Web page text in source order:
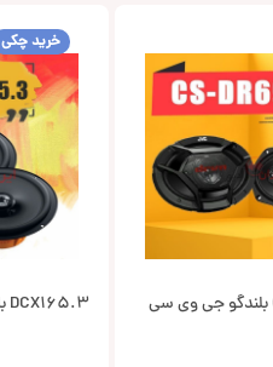
CS-DR6930 بلندگو جی وی سی
خرید چکی
DCX165.3 بلندگو هرتز Hertz